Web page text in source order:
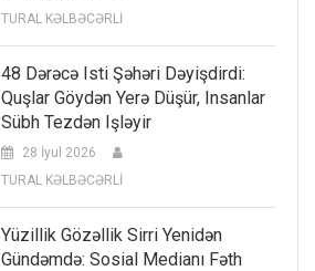
TURAL KƏLBƏCƏRLİ
48 Dərəcə Isti Şəhəri Dəyişdirdi:
Quşlar Göydən Yerə Düşür, Insanlar
Sübh Tezdən Işləyir
28 İyul 2026
TURAL KƏLBƏCƏRLİ
Yüzillik Gözəllik Sirri Yenidən
Gündəmdə: Sosial Medianı Fəth